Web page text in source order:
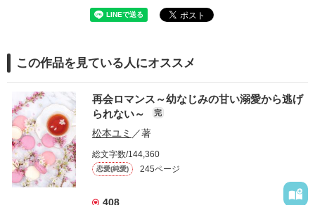
この作品を見ている人にオススメ
再会ロマンス～幼なじみの甘い溺愛から逃げ
られない～
完
松本ユミ ／著
総文字数/144,360
恋愛(純愛) 245ページ
408